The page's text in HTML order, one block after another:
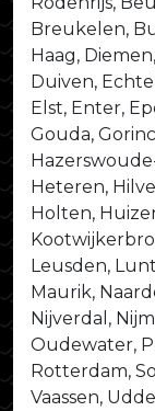
Breukelen,
Haag,
Duiven,
Elst, Enter,
Gouda,
Heteren,
Holten,
Leusden,
Maurik,
Nijverdal,
Oudewater,
Rotterdam,
Vaassen,